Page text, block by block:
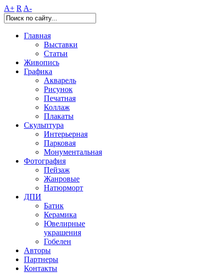
A+ R A-
Главная
Выставки
Статьи
Живопись
Графика
Акварель
Рисунок
Печатная
Коллаж
Плакаты
Скульптура
Интерьерная
Парковая
Монументальная
Фотография
Пейзаж
Жанровые
Натюрморт
ДПИ
Батик
Керамика
Ювелирные
украшения
Гобелен
Авторы
Партнеры
Контакты